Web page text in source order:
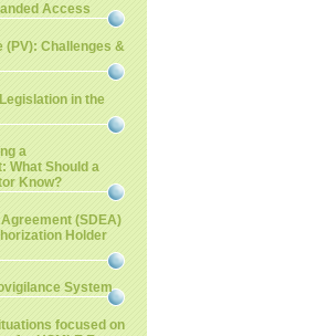
Access
(PV): Challenges &
in the
a
What Should a
Know?
(SDEA)
Holder
System
focused on